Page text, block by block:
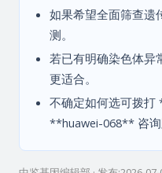
如果希望全面筛查遗
测。
若已有明确染色体异
更适合。
不确定如何选可拨
**huawei-068** 咨